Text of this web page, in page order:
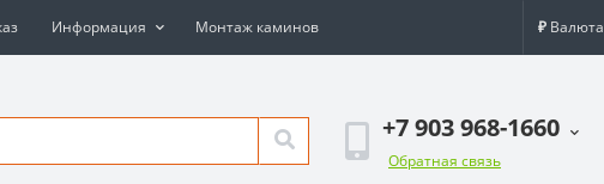
Информация Монтаж каминов ₽ Валюта
+7 903 968-1660
Обратная связь